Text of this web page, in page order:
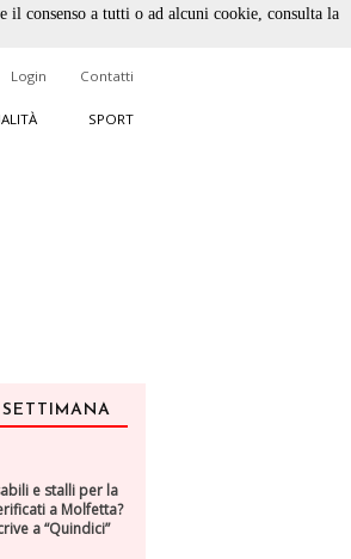
Login Contatti
SPORT
e stalli per la
a Molfetta?
a “Quindici”
consenso a tutti o ad alcuni cookie, consulta la